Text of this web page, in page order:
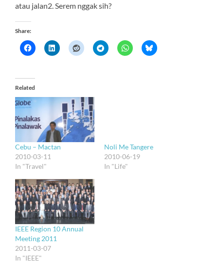
atau jalan2. Serem nggak sih?
Share:
Related
Cebu – Mactan
2010-03-11
In "Travel"
Noli Me Tangere
2010-06-19
In "Life"
IEEE Region 10 Annual
Meeting 2011
2011-03-07
In "IEEE"